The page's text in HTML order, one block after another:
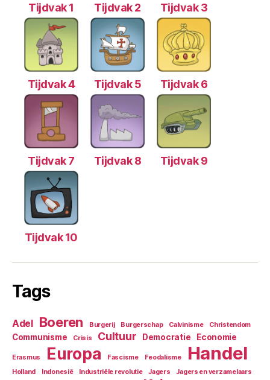
Tijdvak 1 Tijdvak 2 Tijdvak 3
Tijdvak 4 Tijdvak 5 Tijdvak 6
Tijdvak 7 Tijdvak 8 Tijdvak 9
Tijdvak 10
Tags
Adel Boeren Burgerij Burgerschap Calvinisme Christendom
Communisme Crisis Cultuur Democratie Economie
Erasmus Europa Fascisme Feodalisme Handel
Holland Indonesië Industriële revolutie Jagers Jagers en verzamelaars